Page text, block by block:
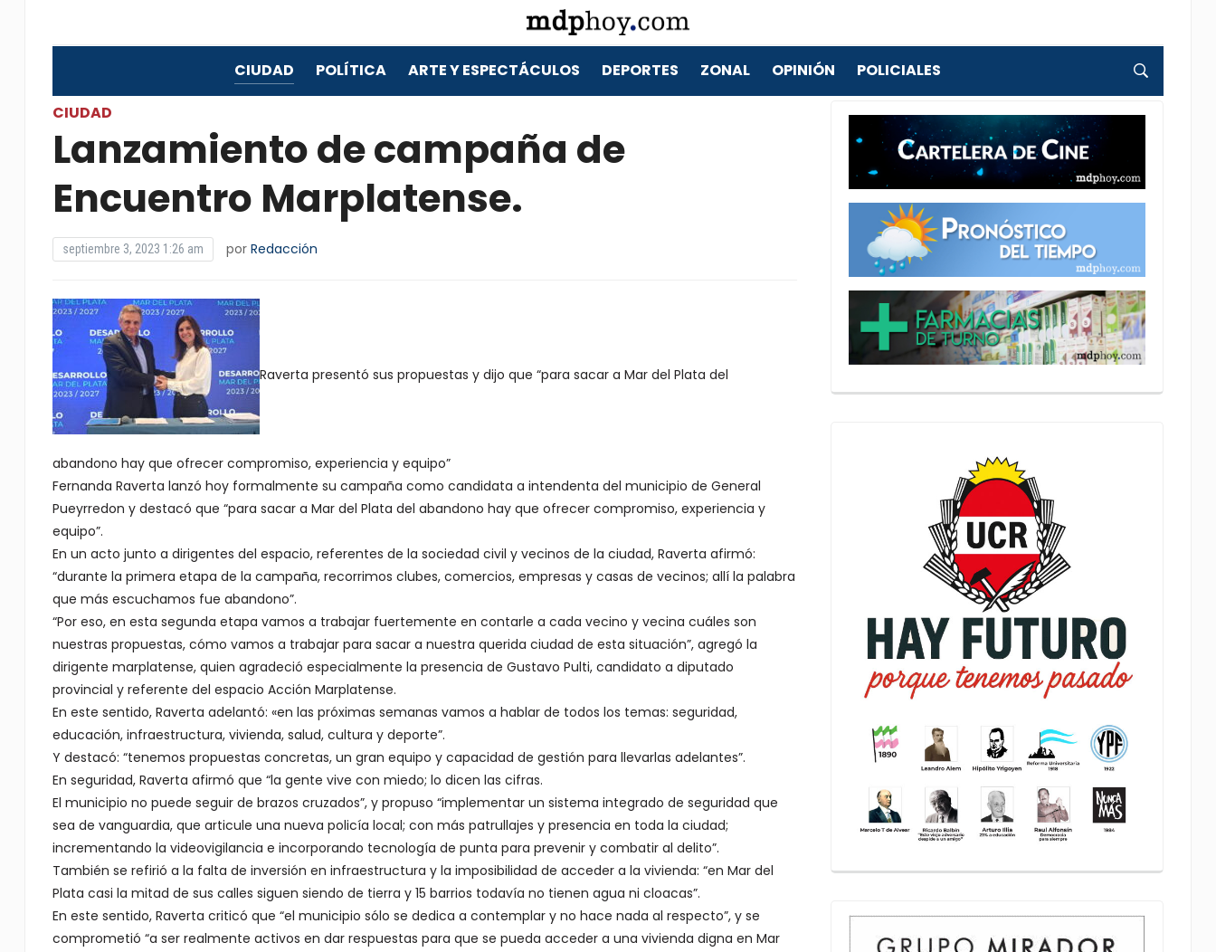
CIUDAD POLÍTICA ARTE Y ESPECTÁCULOS DEPORTES ZONAL OPINIÓN POLICIALES
CIUDAD
Lanzamiento de campaña de
Encuentro Marplatense.
septiembre 3, 2023 1:26 am por Redacción
Raverta presentó sus propuestas y dijo que “para sacar a Mar del Plata del
abandono hay que ofrecer compromiso, experiencia y equipo”
Fernanda Raverta lanzó hoy formalmente su campaña como candidata a intendenta del municipio de General
Pueyrredon y destacó que “para sacar a Mar del Plata del abandono hay que ofrecer compromiso, experiencia y
equipo”.
En un acto junto a dirigentes del espacio, referentes de la sociedad civil y vecinos de la ciudad, Raverta afirmó:
“durante la primera etapa de la campaña, recorrimos clubes, comercios, empresas y casas de vecinos; allí la palabra
que más escuchamos fue abandono”.
“Por eso, en esta segunda etapa vamos a trabajar fuertemente en contarle a cada vecino y vecina cuáles son
nuestras propuestas, cómo vamos a trabajar para sacar a nuestra querida ciudad de esta situación”, agregó la
dirigente marplatense, quien agradeció especialmente la presencia de Gustavo Pulti, candidato a diputado
provincial y referente del espacio Acción Marplatense.
En este sentido, Raverta adelantó: «en las próximas semanas vamos a hablar de todos los temas: seguridad,
educación, infraestructura, vivienda, salud, cultura y deporte”.
Y destacó: “tenemos propuestas concretas, un gran equipo y capacidad de gestión para llevarlas adelantes”.
En seguridad, Raverta afirmó que “la gente vive con miedo; lo dicen las cifras.
El municipio no puede seguir de brazos cruzados”, y propuso “implementar un sistema integrado de seguridad que
sea de vanguardia, que articule una nueva policía local; con más patrullajes y presencia en toda la ciudad;
incrementando la videovigilancia e incorporando tecnología de punta para prevenir y combatir al delito”.
También se refirió a la falta de inversión en infraestructura y la imposibilidad de acceder a la vivienda: “en Mar del
Plata casi la mitad de sus calles siguen siendo de tierra y 15 barrios todavía no tienen agua ni cloacas”.
En este sentido, Raverta criticó que “el municipio sólo se dedica a contemplar y no hace nada al respecto”, y se
comprometió “a ser realmente activos en dar respuestas para que se pueda acceder a una vivienda digna en Mar